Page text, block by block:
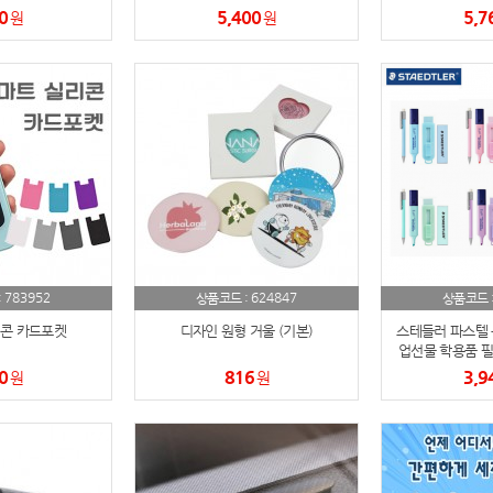
29 AP-100084
30 AP-100106
우산
AP-100062
4 수건
5
6 양심판촉
원 5,400원
783952
카드포켓
원
상품코드 : 624847
디자인 원형 거울 (기본)
816원
상품코드
스테들러 파스텔
업선물 학용품
선물 문구세